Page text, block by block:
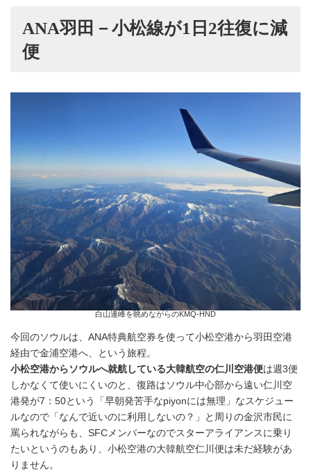
ANA羽田－小松線が1日2往復に減
便
白山連峰を眺めながらのKMQ-HND
今回のソウルは、ANA特典航空券を使って小松空港から羽田空港
経由で金浦空港へ、という旅程。
小松空港からソウルへ就航している大韓航空の仁川空港便は週3便
しかなくて使いにくいのと、復路はソウル中心部から遠い仁川空
港発が7：50という「早朝発苦手なpiyonには無理」なスケジュー
ルなので「なんで近いのに利用しないの？」と周りの金沢市民に
罵られながらも、SFCメンバーなのでスターアライアンスに乗り
たいというのもあり、小松空港の大韓航空仁川便は未だ経験があ
りません。